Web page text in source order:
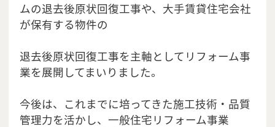
ムの退去後原状回復工事や、大手賃貸住宅会社
が保有する物件の
退去後原状回復工事を主軸としてリフォーム事
業を展開してまいりました。
今後は、これまでに培ってきた施工技術・品質
管理力を活かし、一般住宅リフォーム事業